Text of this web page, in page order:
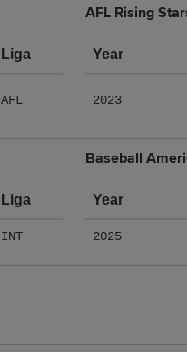
Liga
AFL
AFL Rising
Year
2023
Liga
INT
Baseball
Year
2025